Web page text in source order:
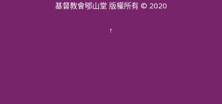
基督教會郇山堂 版權所有 © 2020
↑